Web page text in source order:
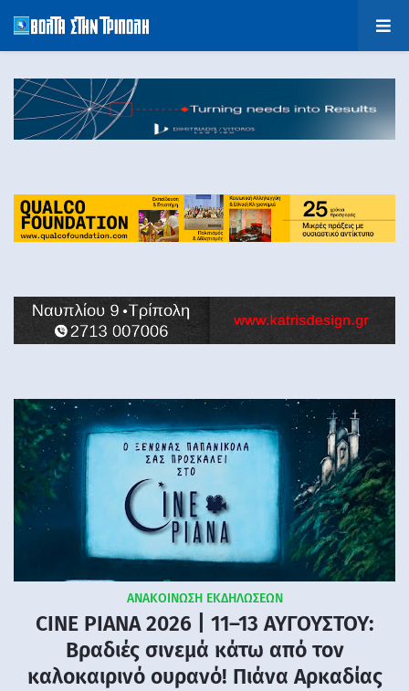
ΑΝΑΚΟΙΝΩΣΗ ΕΚΔΗΛΩΣΕΩΝ
CINE PIANA 2026 | 11–13 ΑΥΓΟΥΣΤΟΥ:
Βραδιές σινεμά κάτω από τον
καλοκαιρινό ουρανό! Πιάνα Αρκαδίας